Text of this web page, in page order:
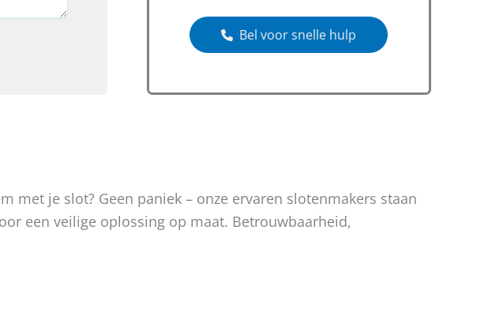
Bel voor snelle hulp
je slot? Geen paniek – onze ervaren slotenmakers staan
een veilige oplossing op maat. Betrouwbaarheid,